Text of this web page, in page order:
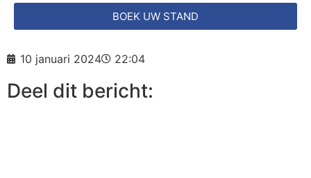
BOEK UW STAND
10 januari 2024 22:04
Deel dit bericht: